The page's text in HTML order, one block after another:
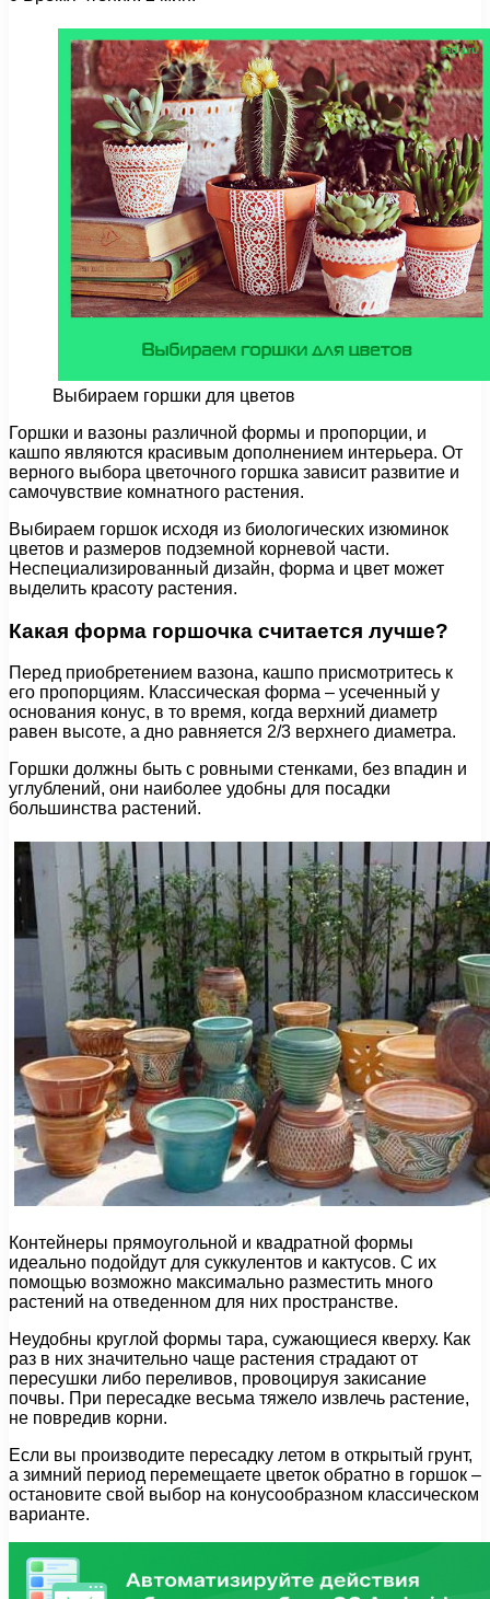
Выбираем горшки для цветов
Горшки и вазоны различной формы и пропорции, и
кашпо являются красивым дополнением интерьера. От
верного выбора цветочного горшка зависит развитие и
самочувствие комнатного растения.
Выбираем горшок исходя из биологических изюминок
цветов и размеров подземной корневой части.
Неспециализированный дизайн, форма и цвет может
выделить красоту растения.
Какая форма горшочка считается лучше?
Перед приобретением вазона, кашпо присмотритесь к
его пропорциям. Классическая форма – усеченный у
основания конус, в то время, когда верхний диаметр
равен высоте, а дно равняется 2/3 верхнего диаметра.
Горшки должны быть с ровными стенками, без впадин и
углублений, они наиболее удобны для посадки
большинства растений.
Контейнеры прямоугольной и квадратной формы
идеально подойдут для суккулентов и кактусов. С их
помощью возможно максимально разместить много
растений на отведенном для них пространстве.
Неудобны круглой формы тара, сужающиеся кверху. Как
раз в них значительно чаще растения страдают от
пересушки либо переливов, провоцируя закисание
почвы. При пересадке весьма тяжело извлечь растение,
не повредив корни.
Если вы производите пересадку летом в открытый грунт,
а зимний период перемещаете цветок обратно в горшок –
остановите свой выбор на конусообразном классическом
варианте.